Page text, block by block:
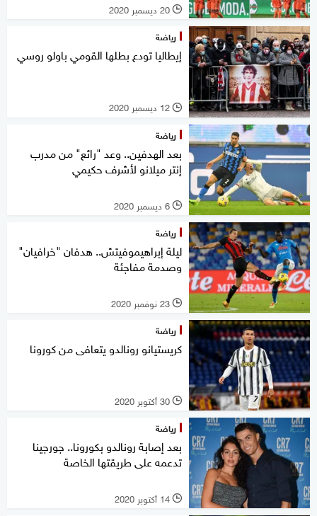
l 20 ديسمبر 2020
رياضة
إيطاليا تودع بطلها القومي باولو روسي
l 12 ديسمبر 2020
رياضة
بعد الهدفين.. وعد "رائع" من مدرب
إنتر ميلانو لأشرف حكيمي
l 6 ديسمبر 2020
رياضة
ليلة إبراهيموفيتش.. هدفان "خرافيان"
وصدمة مفاجئة
l 23 نوفمبر 2020
رياضة
كريستيانو رونالدو يتعافى من كورونا
l 30 أكتوبر 2020
رياضة
بعد إصابة رونالدو بكورونا.. جورجينا
تدعمه على طريقتها الخاصة
l 14 أكتوبر 2020